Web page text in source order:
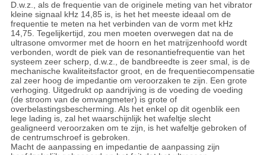
D.w.z., als de frequentie van de originele meting van het vibrator
kleine signaal kHz 14,85 is, is het het meeste ideaal om de
frequentie te meten na het verbinden van de vorm met kHz
14,75. Tegelijkertijd, zou men moeten overwegen dat na de
ultrasone omvormer met de hoorn en het matrijzenhoofd wordt
verbonden, wordt de piek van de resonantiefrequentie van het
systeem zeer scherp, d.w.z., de bandbreedte is zeer smal, is de
mechanische kwaliteitsfactor groot, en de frequentiecompensatie
zal zeer hoog de impedantie om veroorzaken te zijn. Een grote
verhoging. Uitgedrukt op aandrijving is de voeding de voeding
(de stroom van de omvangmeter) is grote of
overbelastingsbescherming. Als het enkel op dit ogenblik een
lege lading is, zal het waarschijnlijk het wafeltje slecht
gealigneerd veroorzaken om te zijn, is het wafeltje gebroken of
de centrumschroef is gebroken.
Macht de aanpassing en impedantie de aanpassing zijn